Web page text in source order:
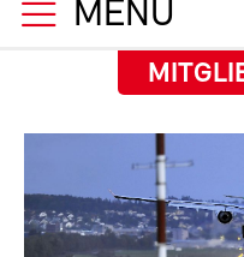
MENU